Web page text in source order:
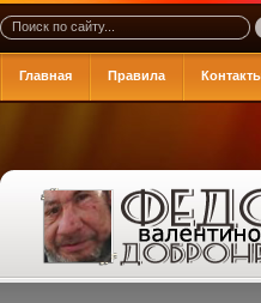
Главная Правила